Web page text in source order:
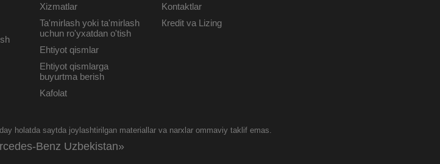
XIZMAT
Xizmatlar
Ta'mirlash yoki ta'mirlash
uchun ro'yxatdan o'tish
Ehtiyot qismlar
Ehtiyot qismlarga
buyurtma berish
Kafolat
КОНТАКТЫ
Kontaktlar
Кredit va Lizing
holatda saytda joylashtirilgan materiallar va narxlar ommaviy taklif emas.
Benz Uzbekistan»